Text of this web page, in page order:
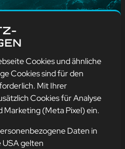
webstyle oHG
Regitz-Straße 40
Neunkirchen
Cookies und ähnliche
Cookies sind für den
Mit Ihrer
Cookies für Analyse
Marketing (Meta Pixel) ein.
Daten in
USA gelten